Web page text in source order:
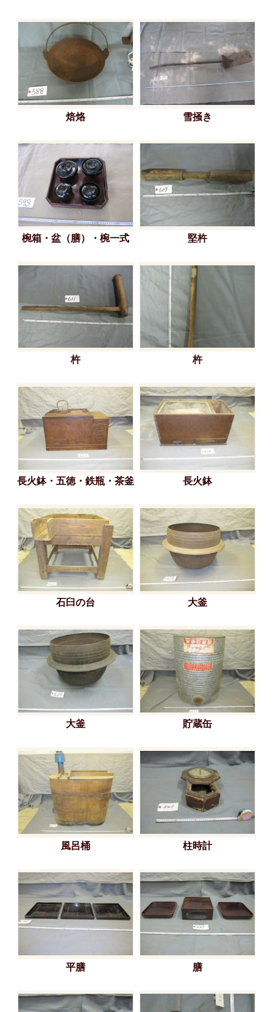
焙烙 雪掻き
椀箱・盆（膳）・椀一式 堅杵
杵 杵
長火鉢・五徳・鉄瓶・茶釜 長火鉢
石臼の台 大釜
大釜 貯蔵缶
風呂桶 柱時計
平膳 膳